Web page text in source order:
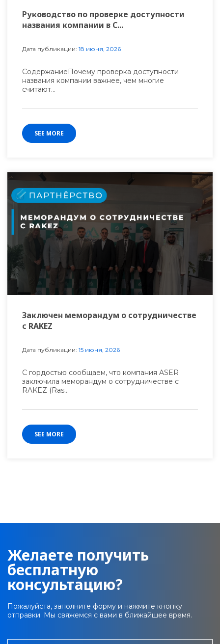
Руководство по проверке доступности
названия компании в С...
Дата публикации: 18 июня, 2026
СодержаниеПочему проверка доступности
названия компании важнее, чем многие
считают...
SEE MORE
Заключен меморандум о сотрудничестве
с RAKEZ
Дата публикации: 15 июня, 2026
С гордостью сообщаем, что компания ASER
заключила меморандум о сотрудничестве с
RAKEZ (Ras...
SEE MORE
Желаете получить
бесплатную
консультацию?
Пожалуйста, заполните форму и нажмите кнопку
отправки. Мы свяжемся с вами в ближайшее время.